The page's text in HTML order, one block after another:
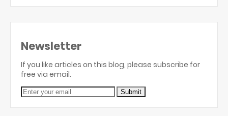
Newsletter
If you like articles on this blog, please subscribe for
free via email.